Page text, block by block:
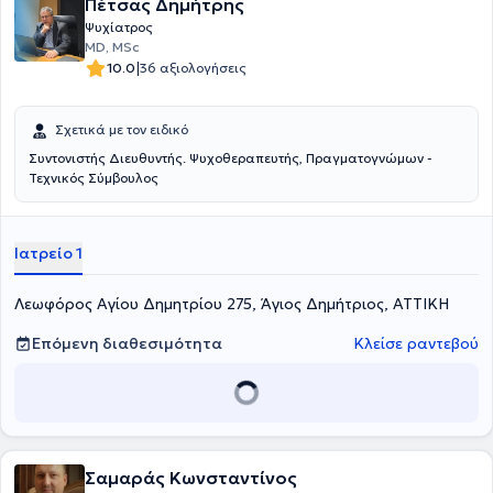
της Ελληνικής Εταιρείας Κλινικής Ψυχοφαρμακολογίας, του Κλάδου
Ψυχογηριατρικής της ΕΨΕ, της Εταιρείας Γνωσιακών
Ψυχοθεραπειών και της EMDR - Hellas.
Πέτσας Δημήτρης
Ψυχίατρος
MD, MSc
10.0|36 αξιολογήσεις
Σχετικά με τον ειδικό
Συντονιστής Διευθυντής. Ψυχοθεραπευτής, Πραγματογνώμων -
Τεχνικός Σύμβουλος
Ιατρείο 1
Λεωφόρος Αγίου Δημητρίου 275, Άγιος Δημήτριος, ΑΤΤΙΚΗ
Επόμενη διαθεσιμότητα
Κλείσε ραντεβού
Σαμαράς Κωνσταντίνος